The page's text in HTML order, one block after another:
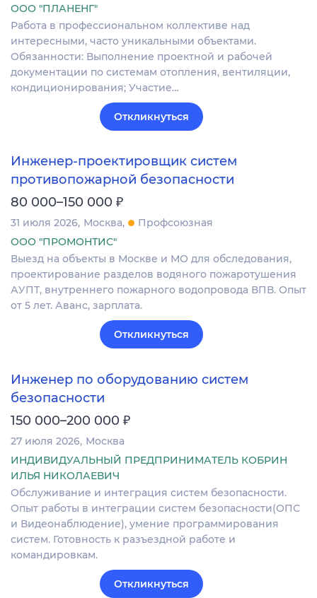
ООО "ПЛАНЕНГ"
Работа в профессиональном коллективе над
интересными, часто уникальными объектами.
Обязанности: Выполнение проектной и рабочей
документации по системам отопления, вентиляции,
кондиционирования; Участие…
Откликнуться
Инженер-проектировщик систем
противопожарной безопасности
80 000–150 000 ₽
31 июля 2026 Москва
Профсоюзная
ООО "ПРОМОНТИС"
Выезд на объекты в Москве и МО для обследования,
проектирование разделов водяного пожаротушения
АУПТ, внутреннего пожарного водопровода ВПВ. Опыт
от 5 лет. Аванс, зарплата.
Откликнуться
Инженер по оборудованию систем
безопасности
150 000–200 000 ₽
27 июля 2026 Москва
ИНДИВИДУАЛЬНЫЙ ПРЕДПРИНИМАТЕЛЬ КОБРИН
ИЛЬЯ НИКОЛАЕВИЧ
Обслуживание и интеграция систем безопасности.
Опыт работы в интеграции систем безопасности(ОПС
и Видеонаблюдение), умение программирования
систем. Готовность к разъездной работе и
командировкам.
Откликнуться